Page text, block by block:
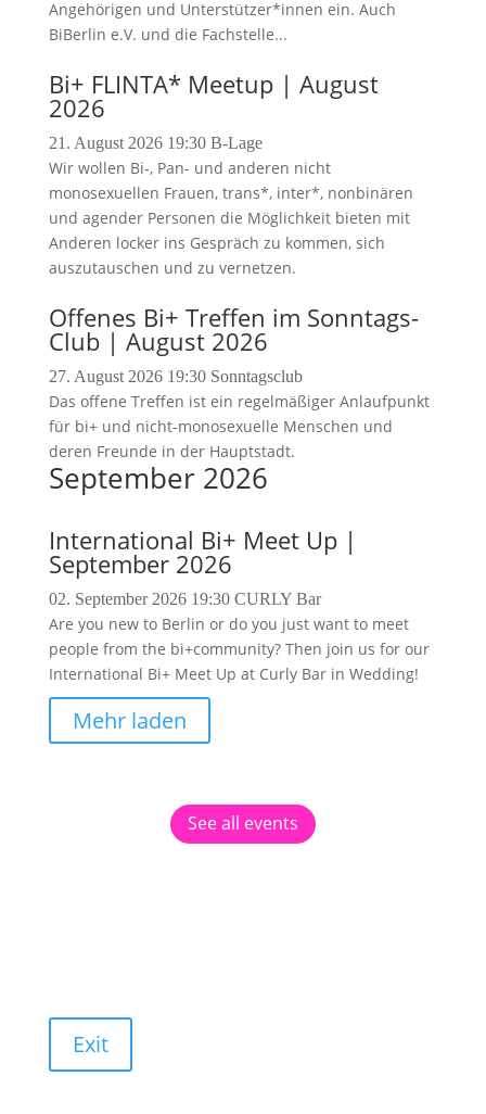
Angehörigen und Unterstützer*innen ein. Auch
BiBerlin e.V. und die Fachstelle...
Bi+ FLINTA* Meetup | August
2026
21. August 202619:30 B-Lage
Wir wollen Bi-, Pan- und anderen nicht
monosexuellen Frauen, trans*, inter*, nonbinären
und agender Personen die Möglichkeit bieten mit
Anderen locker ins Gespräch zu kommen, sich
auszutauschen und zu vernetzen.
Offenes Bi+ Treffen im Sonntags-
Club | August 2026
27. August 202619:30 Sonntagsclub
Das offene Treffen ist ein regelmäßiger Anlaufpunkt
für bi+ und nicht-monosexuelle Menschen und
deren Freunde in der Hauptstadt.
September 2026
International Bi+ Meet Up |
September 2026
02. September 202619:30 CURLY Bar
Are you new to Berlin or do you just want to meet
people from the bi+community? Then join us for our
International Bi+ Meet Up at Curly Bar in Wedding!
Mehr laden
See all events
Exit